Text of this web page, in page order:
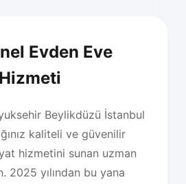
Evden Eve
Beylikdüzü İstanbul
kaliteli ve güvenilir
hizmetini sunan uzman
2025 yılından bu yana